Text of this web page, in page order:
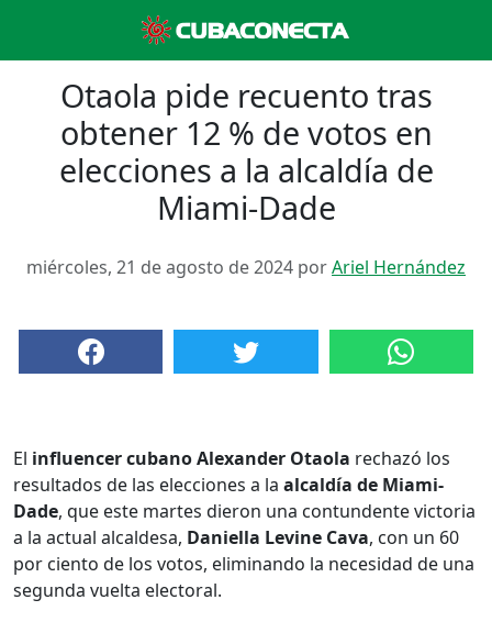
Otaola pide recuento tras
obtener 12 % de votos en
elecciones a la alcaldía de
Miami-Dade
miércoles, 21 de agosto de 2024 porAriel Hernández
El influencer cubanoAlexander Otaola rechazó los
resultados de las elecciones a la alcaldía de Miami-
Dade, que este martes dieron una contundente victoria
a la actual alcaldesa, Daniella Levine Cava, con un 60
por ciento de los votos, eliminando la necesidad de una
segunda vuelta electoral.